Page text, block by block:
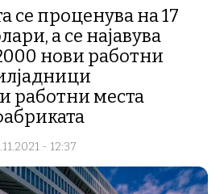
се проценува на 17
а се најавува
нови работни
работни места
- 12:37